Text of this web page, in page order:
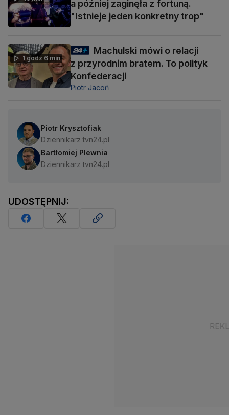
a później zaginęła z fortuną.
"Istnieje jeden konkretny trop"
1 godz 6 min
Machulski mówi o relacji
z przyrodnim bratem. To polityk
Konfederacji
Piotr Jacoń
Piotr Krysztofiak
Dziennikarz tvn24.pl
Bartłomiej Plewnia
Dziennikarz tvn24.pl
UDOSTĘPNIJ: